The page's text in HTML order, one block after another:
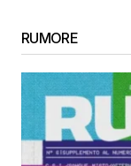
RUMORE